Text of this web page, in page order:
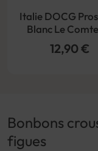
Italie DOCG
Blanc Le
Spumante Bio
12,90 €
Bonbons
figues